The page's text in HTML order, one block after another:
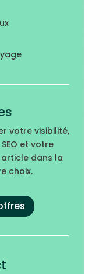
votre visibilité,
et votre
dans la
choix.